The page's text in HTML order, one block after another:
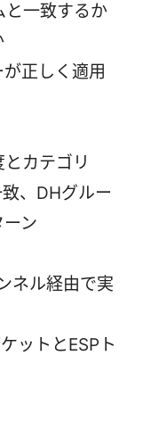
と一致するか
正しく適用
カテゴリ
、DHグルー
ン
ネル経由で実
ットとESPト